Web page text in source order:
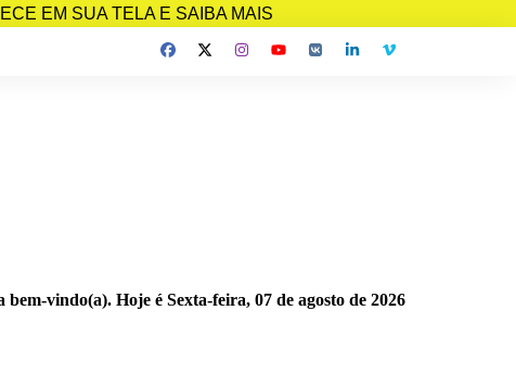
EM SUA TELA E SAIBA MAIS
bem-vindo(a). Hoje é Sexta-feira, 07 de agosto de 2026